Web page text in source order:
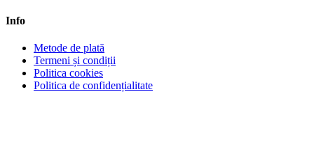
Info
Metode de plată
Termeni și condiții
Politica cookies
Politica de confidențialitate